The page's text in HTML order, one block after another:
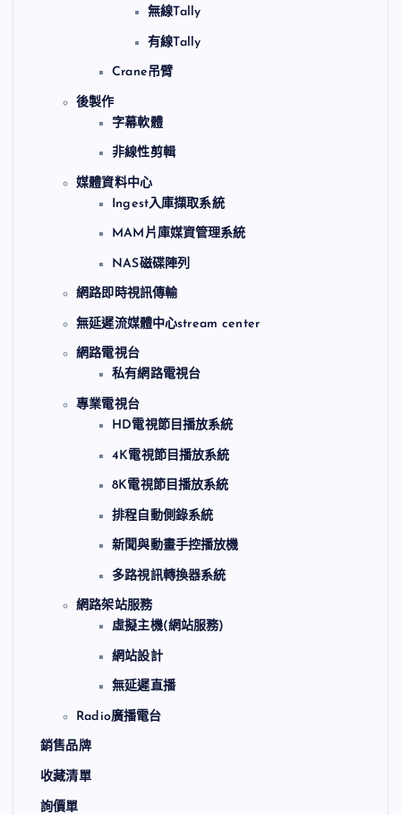
無線Tally
有線Tally
Crane吊臂
後製作
字幕軟體
非線性剪輯
媒體資料中心
Ingest入庫擷取系統
MAM片庫媒資管理系統
NAS磁碟陣列
網路即時視訊傳輸
無延遲流媒體中心stream center
網路電視台
私有網路電視台
專業電視台
HD電視節目播放系統
4K電視節目播放系統
8K電視節目播放系統
排程自動側錄系統
新聞與動畫手控播放機
多路視訊轉換器系統
網路架站服務
虛擬主機(網站服務)
網站設計
無延遲直播
Radio廣播電台
銷售品牌
收藏清單
詢價單